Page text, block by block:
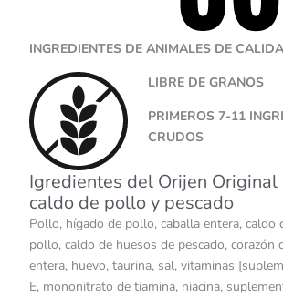
INGREDIENTES DE ANIMALES DE
LIBRE DE GRANOS
PRIMEROS 7-11
CRUDOS
Igredientes del Orijen Original
caldo de pollo y pescado
Pollo, hígado de pollo, caballa entera, caldo
pollo, caldo de huesos de pescado, corazón
entera, huevo, taurina, sal, vitaminas
E, mononitrato de tiamina, niacina,